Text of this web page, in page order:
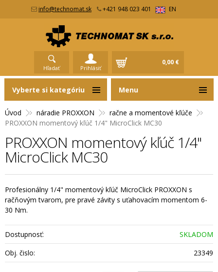
info@technomat.sk +421 948 023 401 EN
Hľadať Prihlásiť
0,00 €
Úvod náradie PROXXON
račne a momentové kľúče
PROXXON momentový kľúč 1/4" MicroClick MC30
PROXXON momentový kľúč 1/4"
MicroClick MC30
Profesionálny 1/4" momentový kľúč MicroClick PROXXON s
račňovým tvarom, pre pravé závity s uťahovacím momentom 6-
30 Nm.
Dostupnosť:
SKLADOM
Obj. čislo:
23349
Vyberte si kategóriu Menu